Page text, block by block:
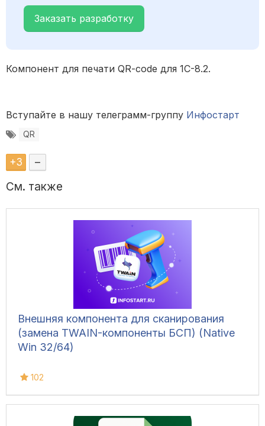
Заказать разработку
Компонент для печати QR-code для 1С-8.2.
Вступайте в нашу телеграмм-группу Инфостарт
QR
+3 –
См. также
Внешняя компонента для сканирования
(замена TWAIN-компоненты БСП) (Native
Win 32/64)
102